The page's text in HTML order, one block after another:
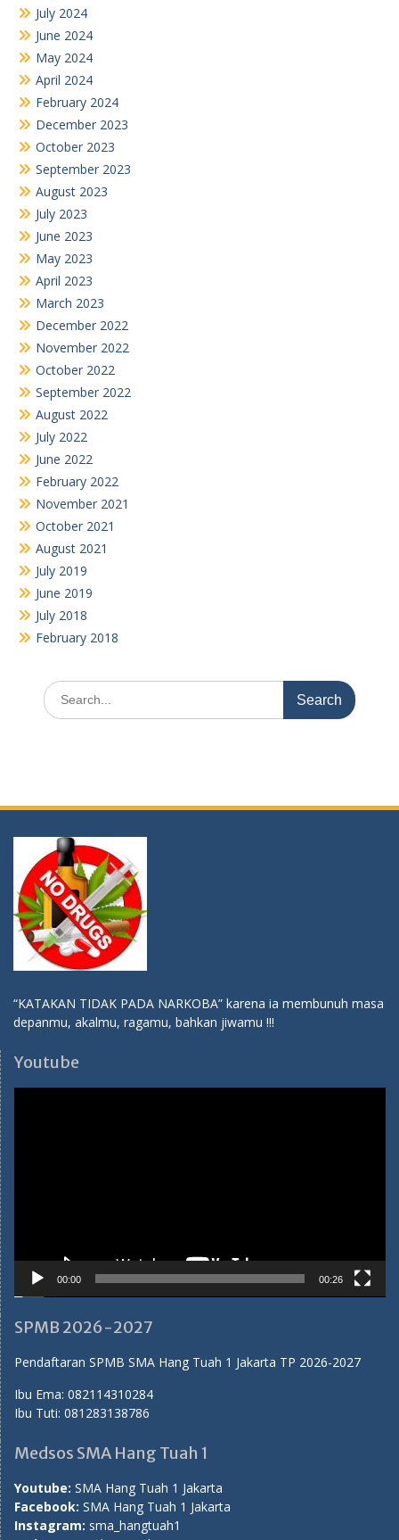
July 2024
June 2024
May 2024
April 2024
February 2024
December 2023
October 2023
September 2023
August 2023
July 2023
June 2023
May 2023
April 2023
March 2023
December 2022
November 2022
October 2022
September 2022
August 2022
July 2022
June 2022
February 2022
November 2021
October 2021
August 2021
July 2019
June 2019
July 2018
February 2018
Search
for:
“KATAKAN TIDAK PADA NARKOBA” karena ia membunuh masa
depanmu, akalmu, ragamu, bahkan jiwamu !!!
Youtube
00:00 00:26
SPMB 2026-2027
Pendaftaran SPMB SMA Hang Tuah 1 Jakarta TP 2026-2027
Ibu Ema: 082114310284
Ibu Tuti: 081283138786
Medsos SMA Hang Tuah 1
Youtube: SMA Hang Tuah 1 Jakarta
Facebook: SMA Hang Tuah 1 Jakarta
Instagram: sma_hangtuah1